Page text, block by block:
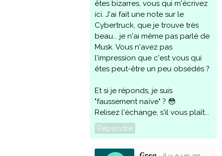
êtes bizarres, vous qui m'écrivez
ici. J'ai fait une note sur le
Cybertruck, que je trouve très
beau... je n'ai même pas parlé de
Musk. Vous n'avez pas
l'impression que c'est vous qui
êtes peut-être un peu obsédés ?
Et si je réponds, je suis
"faussement naïve" ? 😳
Relisez l'échange, s'il vous plaît...
Répondre